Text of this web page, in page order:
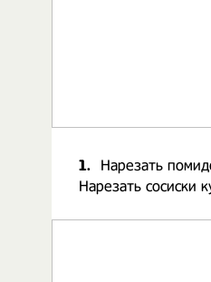
1.
Нарезать
Нарезать сосиски